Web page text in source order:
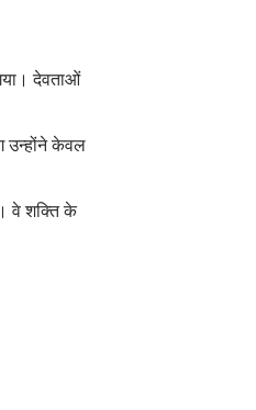
देवताओं
उन्होंने केवल
वे शक्ति के